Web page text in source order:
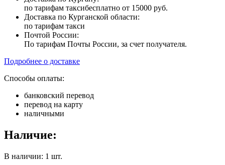
по тарифам таксибесплатно от 15000 руб.
Доставка по Курганской области:
по тарифам такси
Почтой России:
По тарифам Почты России, за счет получателя.
Подробнее о доставке
Способы оплаты:
банковский перевод
перевод на карту
наличными
Наличие:
В наличии: 1 шт.